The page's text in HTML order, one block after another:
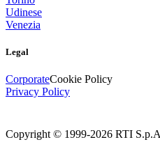
Udinese
Venezia
Legal
CorporateCookie Policy
Privacy Policy
Copyright © 1999-2026 RTI